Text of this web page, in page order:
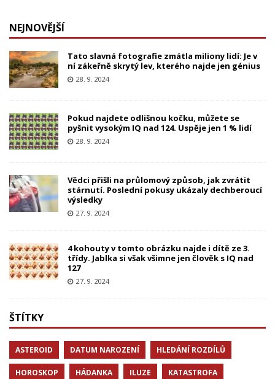
NEJNOVĚJŠÍ
Tato slavná fotografie zmátla miliony lidí: Je v
ní zákeřně skrytý lev, kterého najde jen génius
28. 9. 2024
Pokud najdete odlišnou kočku, můžete se
pyšnit vysokým IQ nad 124. Uspěje jen 1 % lidí
28. 9. 2024
Vědci přišli na průlomový způsob, jak zvrátit
stárnutí. Poslední pokusy ukázaly dechberoucí
výsledky
27. 9. 2024
4 kohouty v tomto obrázku najde i dítě ze 3.
třídy. Jablka si však všimne jen člověk s IQ nad
127
27. 9. 2024
ŠTÍTKY
ASTEROID DATUM NAROZENÍ HLEDÁNÍ ROZDÍLŮ
HOROSKOP HÁDANKA ILUZE KATASTROFA